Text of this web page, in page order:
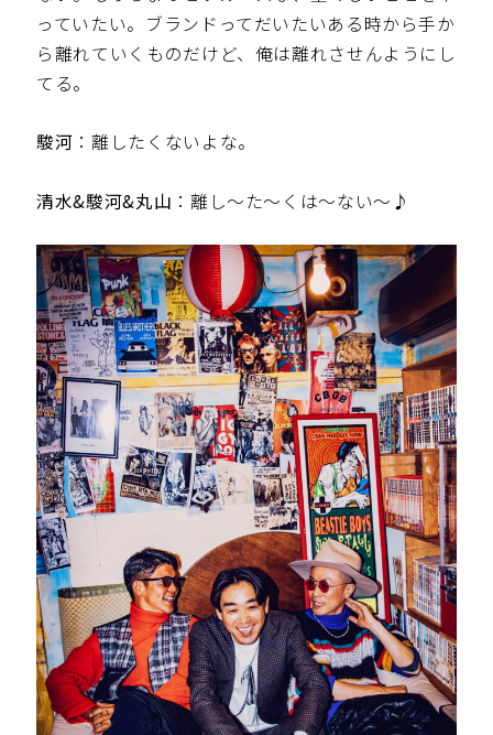
っていたい。ブランドってだいたいある時から手か
ら離れていくものだけど、俺は離れさせんようにし
てる。
駿河 ：離したくないよな。
清水&駿河&丸山 ：離し〜た〜くは〜ない〜♪